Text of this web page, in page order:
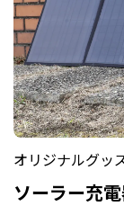
オリジナルグッ
ソーラー充